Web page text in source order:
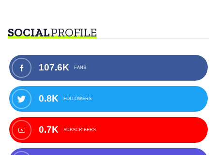
SOCIALPROFILE
107.6K FANS
0.8K FOLLOWERS
0.7K SUBSCRIBERS